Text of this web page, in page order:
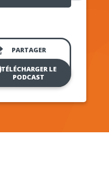
PARTAGER
TÉLÉCHARGER LE
PODCAST